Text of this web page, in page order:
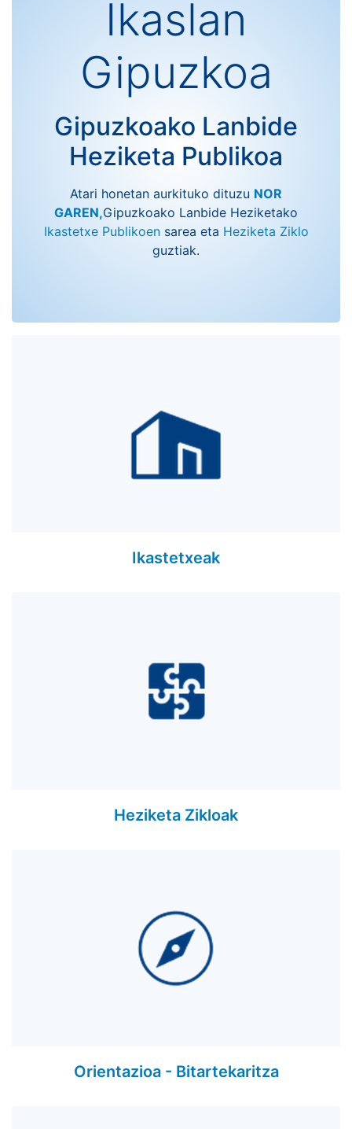
Ikaslan
Gipuzkoa
Gipuzkoako Lanbide
Heziketa Publikoa
Atari honetan aurkituko dituzu NOR
GAREN,Gipuzkoako Lanbide Heziketako
Ikastetxe Publikoensarea eta Heziketa Ziklo
guztiak.
Ikastetxeak
Heziketa Zikloak
Orientazioa - Bitartekaritza